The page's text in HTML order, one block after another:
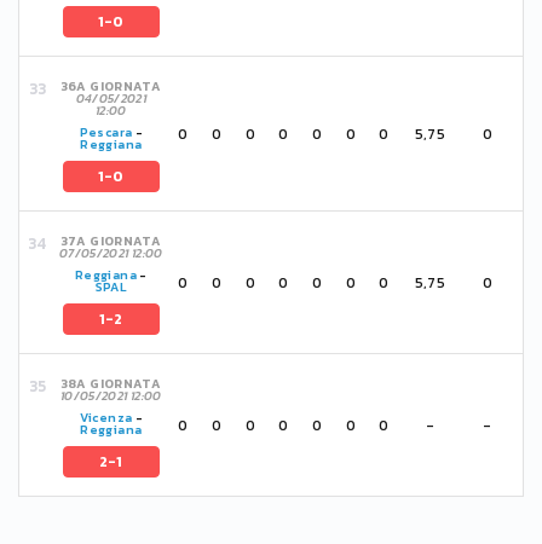
1-0
36A GIORNATA
04/05/2021
12:00
Pescara -
Reggiana
1-0
0 0 0 0 0 0 0 5,75 0
37A GIORNATA
07/05/2021 12:00
Reggiana-
SPAL
1-2
0 0 0 0 0 0 0 5,75 0
38A GIORNATA
10/05/2021 12:00
Vicenza -
Reggiana
2-1
0 0 0 0 0 0 0 - -